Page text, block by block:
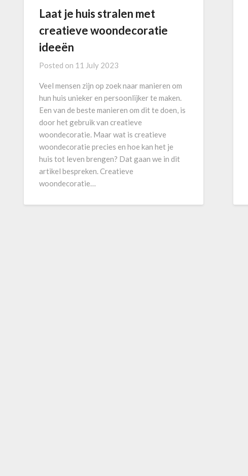
Laat je huis stralen met
creatieve woondecoratie
ideeën
Posted on 11 July 2023
Veel mensen zijn op zoek naar manieren om
hun huis unieker en persoonlijker te maken.
Een van de beste manieren om dit te doen, is
door het gebruik van creatieve
woondecoratie. Maar wat is creatieve
woondecoratie precies en hoe kan het je
huis tot leven brengen? Dat gaan we in dit
artikel bespreken. Creatieve
woondecoratie…